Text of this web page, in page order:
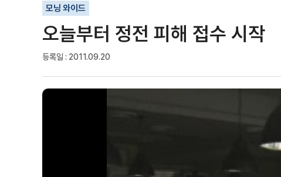
모닝 와이드
오늘부터 정전 피해 접수 시작
등록일 : 2011.09.20
기사인쇄
글자확대
글자축소